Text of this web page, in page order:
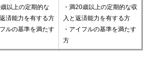
歳以上の定期的な
済能力を有する方
フルの基準を満たす
・満20歳以上の定期的な収
入と返済能力を有する方
・アイフルの基準を満たす
方